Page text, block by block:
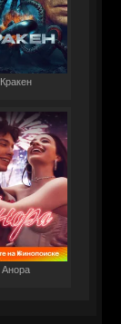
Кракен
Анора